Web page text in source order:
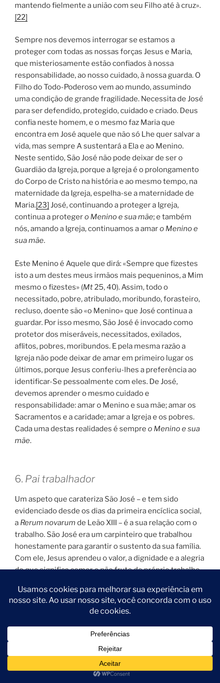
mantendo fielmente a união com seu Filho até à cruz».
[22]
Sempre nos devemos interrogar se estamos a
proteger com todas as nossas forças Jesus e Maria,
que misteriosamente estão confiados à nossa
responsabilidade, ao nosso cuidado, à nossa guarda. O
Filho do Todo-Poderoso vem ao mundo, assumindo
uma condição de grande fragilidade. Necessita de José
para ser defendido, protegido, cuidado e criado. Deus
confia neste homem, e o mesmo faz Maria que
encontra em José aquele que não só Lhe quer salvar a
vida, mas sempre A sustentará a Ela e ao Menino.
Neste sentido, São José não pode deixar de ser o
Guardião da Igreja, porque a Igreja é o prolongamento
do Corpo de Cristo na história e ao mesmo tempo, na
maternidade da Igreja, espelha-se a maternidade de
Maria.[23] José, continuando a proteger a Igreja,
continua a protegero Menino e sua mãe; e também
nós, amando a Igreja, continuamos a amaro Menino e
sua mãe.
Este Menino é Aquele que dirá: «Sempre que fizestes
isto a um destes meus irmãos mais pequeninos, a Mim
mesmo o fizestes» (Mt25, 40). Assim, todo o
necessitado, pobre, atribulado, moribundo, forasteiro,
recluso, doente são «o Menino» que José continua a
guardar. Por isso mesmo, São José é invocado como
protetor dos miseráveis, necessitados, exilados,
aflitos, pobres, moribundos. E pela mesma razão a
Igreja não pode deixar de amar em primeiro lugar os
últimos, porque Jesus conferiu-lhes a preferência ao
identificar-Se pessoalmente com eles. De José,
devemos aprender o mesmo cuidado e
responsabilidade: amar o Menino e sua mãe; amar os
Sacramentos e a caridade; amar a Igreja e os pobres.
Cada uma destas realidades é sempre o Menino e sua
mãe.
6. Pai trabalhador
Um aspeto que carateriza São José – e tem sido
evidenciado desde os dias da primeira encíclica social,
a Rerum novarum de Leão XIII – é a sua relação com o
trabalho. São José era um carpinteiro que trabalhou
honestamente para garantir o sustento da sua família.
Com ele, Jesus aprendeu o valor, a dignidade e a alegria
do que significa comer o pão fruto do próprio trabalho.
Neste nosso tempo em que o trabalho parece ter
voltado a constituir uma urgente questão social e o
desemprego atinge por vezes níveis impressionantes,
mesmo em países onde se experimentou durante
tomar renovada consciência do significado do trabalho
que dignifica e do qual o nosso Santo é patrono e